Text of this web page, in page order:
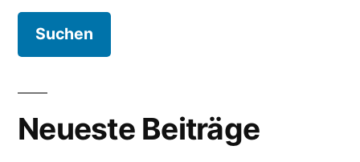
Neueste Beiträge